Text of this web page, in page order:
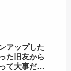
アップした
た旧友から
て大事だわ